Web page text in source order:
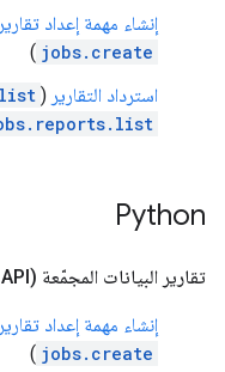
إنشاء مهمة إعداد تقارير
jobs.create
)
استرداد التقارير (
Python
تقارير البيانات المجمّعة (You
إنشاء مهمة إعداد تقارير
jobs.create
)